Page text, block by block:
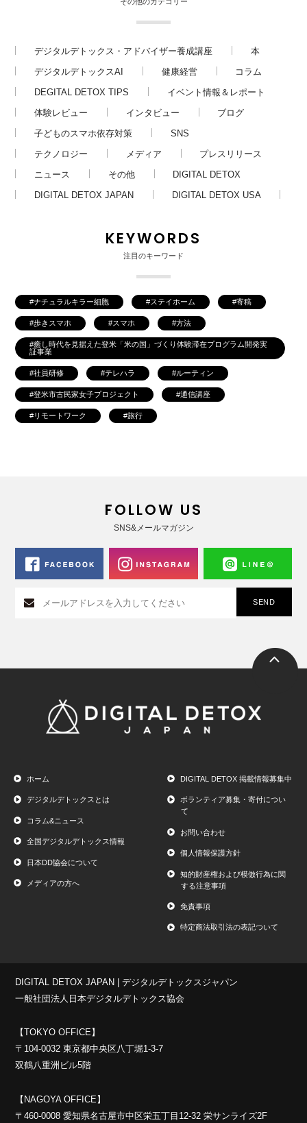
デジタルデトックス・アドバイザー養成講座
本
デジタルデトックスAI
健康経営
コラム
DEGITAL DETOX TIPS
イベント情報＆レポート
体験レビュー
インタビュー
ブログ
子どものスマホ依存対策
SNS
テクノロジー
メディア
プレスリリース
ニュース
その他
DIGITAL DETOX
DIGITAL DETOX JAPAN
DIGITAL DETOX USA
KEYWORDS
注目のキーワード
ナチュラルキラー細胞 ステイホーム 寄稿
歩きスマホ スマホ 方法
癒し時代を見据えた登米「米の国」づくり体験滞在プログラム開発実
証事業
社員研修 テレハラ ルーティン
登米市古民家女子プロジェクト 通信講座
リモートワーク 旅行
FOLLOW US
SNS&メールマガジン
ホーム
デジタルデトックスとは
コラム&ニュース
全国デジタルデトックス情報
日本DD協会について
メディアの方へ
DIGITAL DETOX 掲載情報募集中
ボランティア募集・寄付につい
て
お問い合わせ
個人情報保護方針
知的財産権および模倣行為に関
する注意事項
免責事項
特定商法取引法の表記ついて
DIGITAL DETOX JAPAN | デジタルデトックスジャパン
一般社団法人日本デジタルデトックス協会
【TOKYO OFFICE】
〒104-0032 東京都中央区八丁堀1-3-7
双鶴八重洲ビル5階
【NAGOYA OFFICE】
〒460-0008 愛知県名古屋市中区栄五丁目12-32 栄サンライズ2F